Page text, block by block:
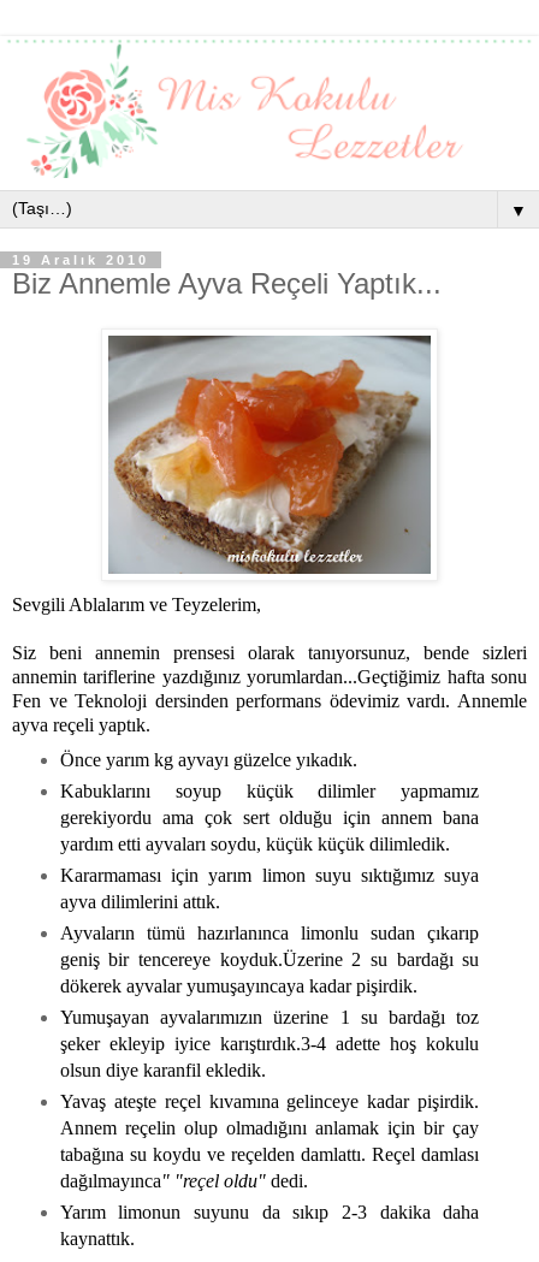
▼
19 Aralık 2010
Biz Annemle Ayva Reçeli Yaptık...
Sevgili Ablalarım ve Teyzelerim,
Siz beni annemin prensesi olarak tanıyorsunuz, bende sizleri
annemin tariflerine yazdığınız yorumlardan...Geçtiğimiz hafta sonu
Fen ve Teknoloji dersinden performans ödevimiz vardı. Annemle
ayva reçeli yaptık.
Önce yarım kg ayvayı güzelce yıkadık.
Kabuklarını soyup küçük dilimler yapmamız
gerekiyordu ama çok sert olduğu için annem bana
yardım etti ayvaları soydu, küçük küçük dilimledik.
Kararmaması için yarım limon suyu sıktığımız suya
ayva dilimlerini attık.
Ayvaların tümü hazırlanınca limonlu sudan çıkarıp
geniş bir tencereye koyduk.Üzerine 2 su bardağı su
dökerek ayvalar yumuşayıncaya kadar pişirdik.
Yumuşayan ayvalarımızın üzerine 1 su bardağı toz
şeker ekleyip iyice karıştırdık.3-4 adette hoş kokulu
olsun diye karanfil ekledik.
Yavaş ateşte reçel kıvamına gelinceye kadar pişirdik.
Annem reçelin olup olmadığını anlamak için bir çay
tabağına su koydu ve reçelden damlattı. Reçel damlası
dağılmayınca" "reçel oldu"dedi.
Yarım limonun suyunu da sıkıp 2-3 dakika daha
kaynattık.